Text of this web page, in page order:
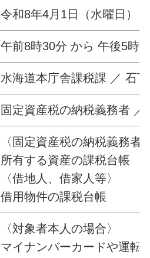
令和8年4月1日（水曜日）
午前8時30分 から 午後5時
水海道本庁舎課税課 ／ 石
固定資産税の納税義務者
〈固定資産税の納税義務者
所有する資産の課税台帳
〈借地人、借家人等〉
借用物件の課税台帳
〈対象者本人の場合〉
マイナンバーカードや運転